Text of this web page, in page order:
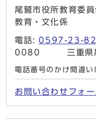
尾鷲市役所教育委
教育・文化係
電話: 0597-23-
0080 三重県尾
電話番号のかけ間違い
お問い合わせフォー